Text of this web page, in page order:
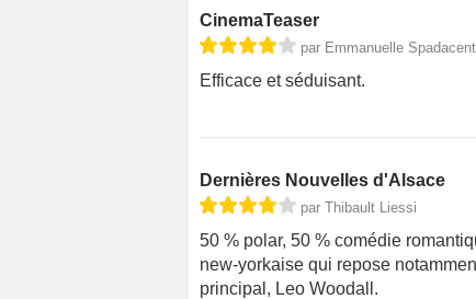
CinemaTeaser
par Emmanuelle
Efficace et séduisant.
Dernières Nouvelles d'Alsace
par Thibault Liessi
50 % polar, 50 % comédie
new-yorkaise qui repose
principal, Leo Woodall.